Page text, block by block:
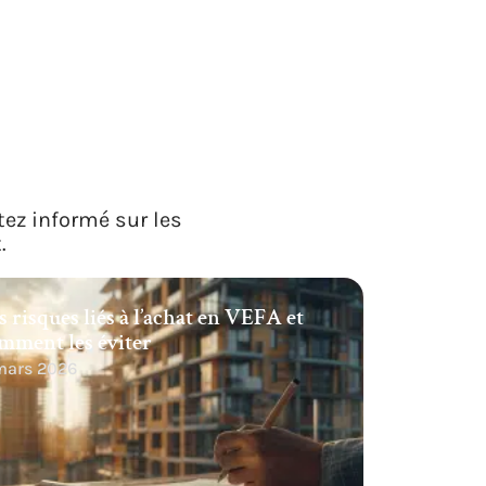
informé sur les
risques liés à l’achat en VEFA et
les éviter
2026